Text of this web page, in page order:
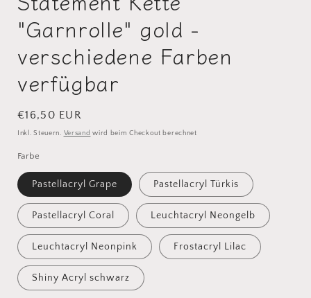
"Garnrolle" gold -
verschiedene Farben
verfügbar
Normaler
Preis
€16,50 EUR
Inkl. Steuern. Versand wird beim Checkout berechnet
Farbe
Pastellacryl Grape Pastellacryl Türkis
Pastellacryl Coral Leuchtacryl Neongelb
Leuchtacryl Neonpink Frostacryl Lilac
Shiny Acryl schwarz